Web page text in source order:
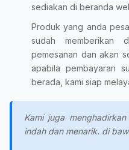
sediakan di beranda
Produk yang anda
sudah
pemesanan dan akan
apabila pembayaran
berada, kami siap
Kami juga
indah dan menarik. di